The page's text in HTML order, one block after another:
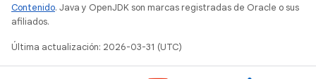
Contenido. Java y OpenJDK son marcas registradas de Oracle o sus
afiliados.
Última actualización: 2026-03-31 (UTC)